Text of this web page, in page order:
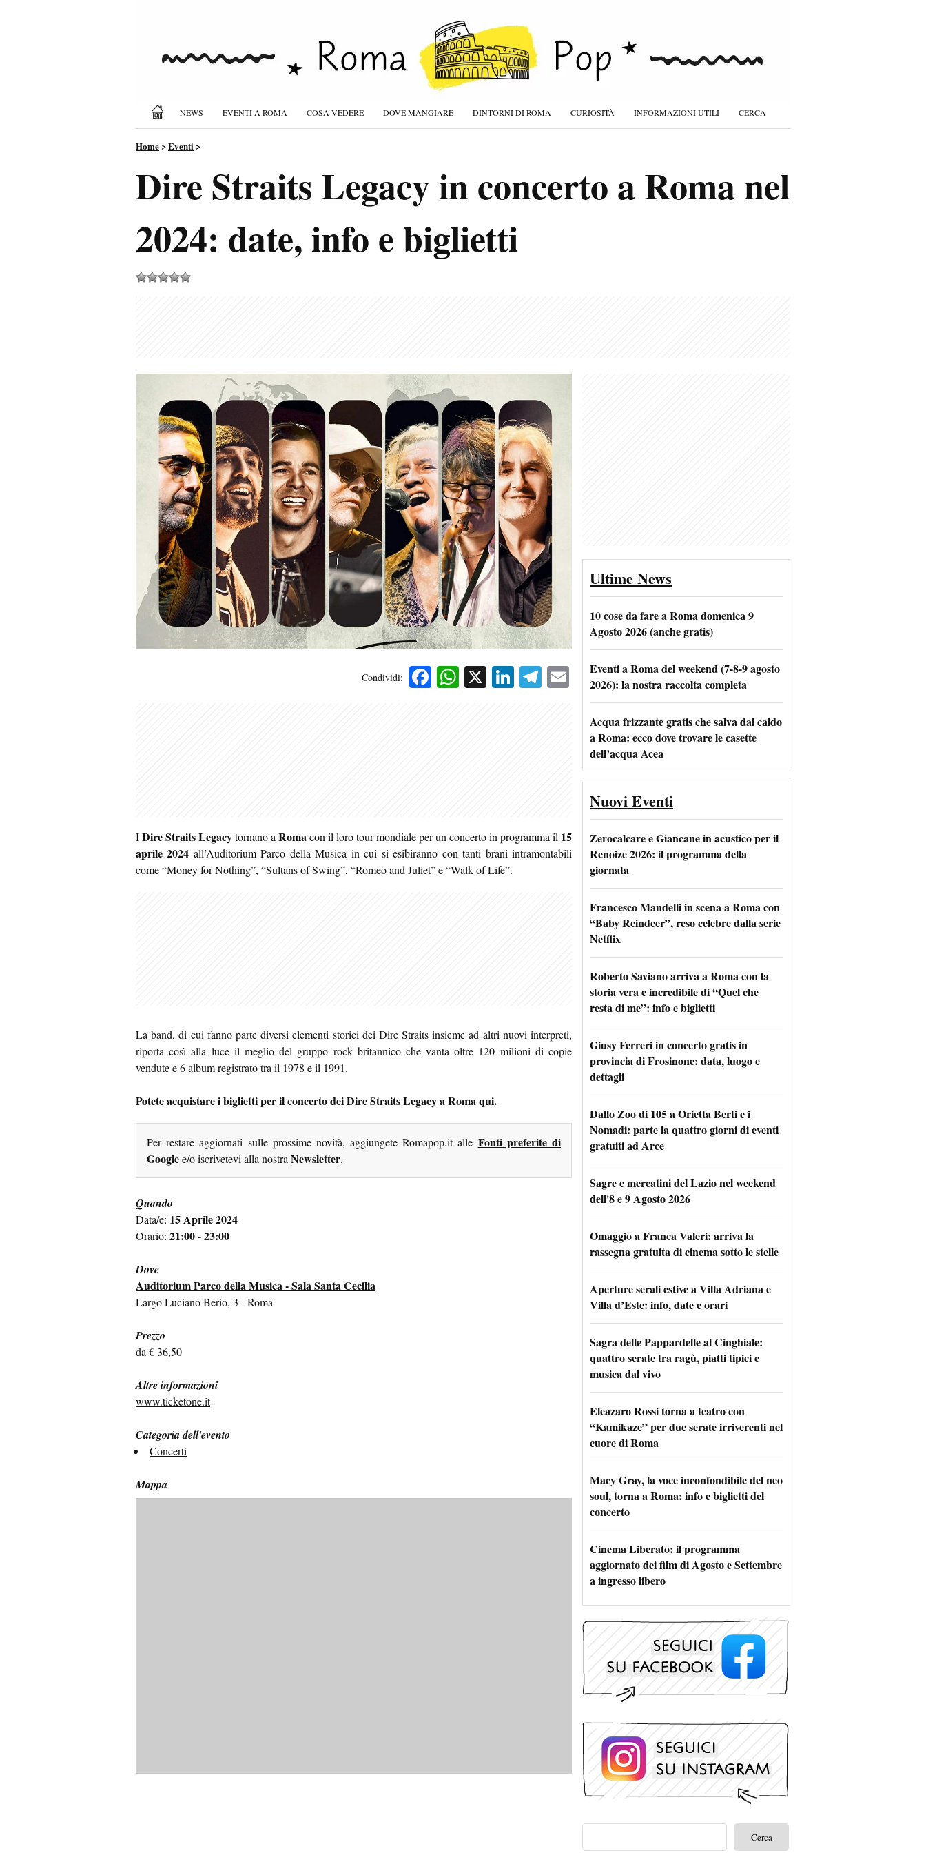
NEWS EVENTI A ROMA COSA VEDERE DOVE MANGIARE DINTORNI DI ROMA CURIOSITÀ INFORMAZIONI UTILI CERCA
Home>Eventi>
Dire Straits Legacy in concerto a Roma nel
2024: date, info e biglietti
Condividi: Facebook
WhatsApp
X LinkedIn
Telegram
Email
IDire Straits Legacytornano aRomacon il loro tour mondiale per un concerto in programma il 15
aprile 2024 all’Auditorium Parco della Musica in cui si esibiranno con tanti brani intramontabili
come “Money for Nothing”, “Sultans of Swing”, “Romeo and Juliet” e “Walk of Life”.
La band, di cui fanno parte diversi elementi storici dei Dire Straits insieme ad altri nuovi interpreti,
riporta così alla luce il meglio del gruppo rock britannico che vanta oltre 120 milioni di copie
vendute e 6 album registrato tra il 1978 e il 1991.
Potete acquistare i biglietti per il concerto dei Dire Straits Legacy a Roma qui.
Per restare aggiornati sulle prossime novità, aggiungete Romapop.it alle Fonti preferite di
Googlee/o iscrivetevi alla nostraNewsletter.
Quando
Data/e: 15 Aprile 2024
Orario: 21:00 - 23:00
Dove
Auditorium Parco della Musica - Sala Santa Cecilia
Largo Luciano Berio, 3 - Roma
Prezzo
da € 36,50
Altre informazioni
www.ticketone.it
Categoria dell'evento
Concerti
Mappa
Ultime News
10 cose da fare a Roma domenica 9
Agosto 2026 (anche gratis)
Eventi a Roma del weekend (7-8-9 agosto
2026): la nostra raccolta completa
Acqua frizzante gratis che salva dal caldo
a Roma: ecco dove trovare le casette
dell’acqua Acea
Nuovi Eventi
Zerocalcare e Giancane in acustico per il
Renoize 2026: il programma della
giornata
Francesco Mandelli in scena a Roma con
“Baby Reindeer”, reso celebre dalla serie
Netflix
Roberto Saviano arriva a Roma con la
storia vera e incredibile di “Quel che
resta di me”: info e biglietti
Giusy Ferreri in concerto gratis in
provincia di Frosinone: data, luogo e
dettagli
Dallo Zoo di 105 a Orietta Berti e i
Nomadi: parte la quattro giorni di eventi
gratuiti ad Arce
Sagre e mercatini del Lazio nel weekend
dell'8 e 9 Agosto 2026
Omaggio a Franca Valeri: arriva la
rassegna gratuita di cinema sotto le stelle
Aperture serali estive a Villa Adriana e
Villa d’Este: info, date e orari
Sagra delle Pappardelle al Cinghiale:
quattro serate tra ragù, piatti tipici e
musica dal vivo
Eleazaro Rossi torna a teatro con
“Kamikaze” per due serate irriverenti nel
cuore di Roma
Macy Gray, la voce inconfondibile del neo
soul, torna a Roma: info e biglietti del
concerto
Cinema Liberato: il programma
aggiornato dei film di Agosto e Settembre
a ingresso libero